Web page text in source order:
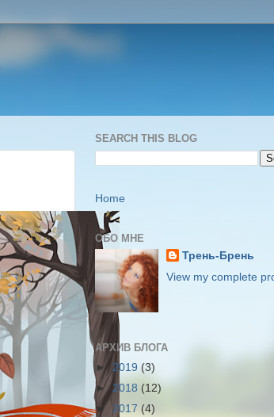
SEARCH THIS BLOG
Home
ОБО МНЕ
Трень-Брень
View my complete
АРХИВ БЛОГА
► 2019 (3)
► 2018 (12)
► 2017 (4)